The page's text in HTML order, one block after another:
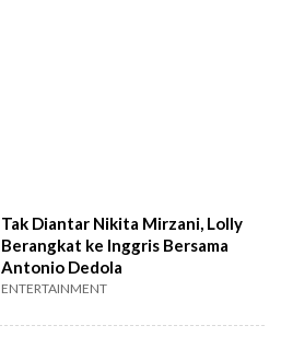
Tak Diantar Nikita Mirzani, Lolly
Berangkat ke Inggris Bersama
Antonio Dedola
ENTERTAINMENT